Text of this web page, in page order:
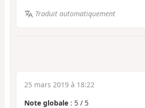
Traduit automatiquement
25 mars 2019 à 18:22
Note globale : 5 / 5